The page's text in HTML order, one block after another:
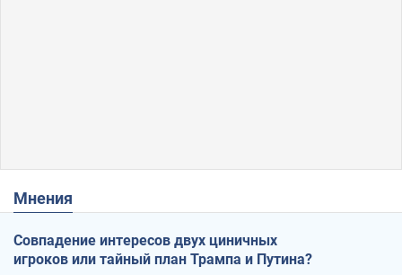
Мнения
Совпадение интересов двух циничных
игроков или тайный план Трампа и Путина?